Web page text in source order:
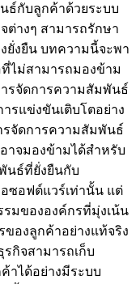
ธ์กับลูกค้าด้วยระบบ
ต่างๆ สามารถรักษา
งยืน บทความนี้จะพา
ที่ไม่สามารถมองข้าม
รจัดการความสัมพันธ์
รแข่งขันเติบโตอย่าง
รจัดการความสัมพันธ์
าจมองข้ามได้สำหรับ
นธ์ที่ยั่งยืนกับ
อซอฟต์แวร์เท่านั้น แต่
มขององค์กรที่มุ่งเน้น
องลูกค้าอย่างแท้จริง
รกิจสามารถเก็บ
าได้อย่างมีระบบ